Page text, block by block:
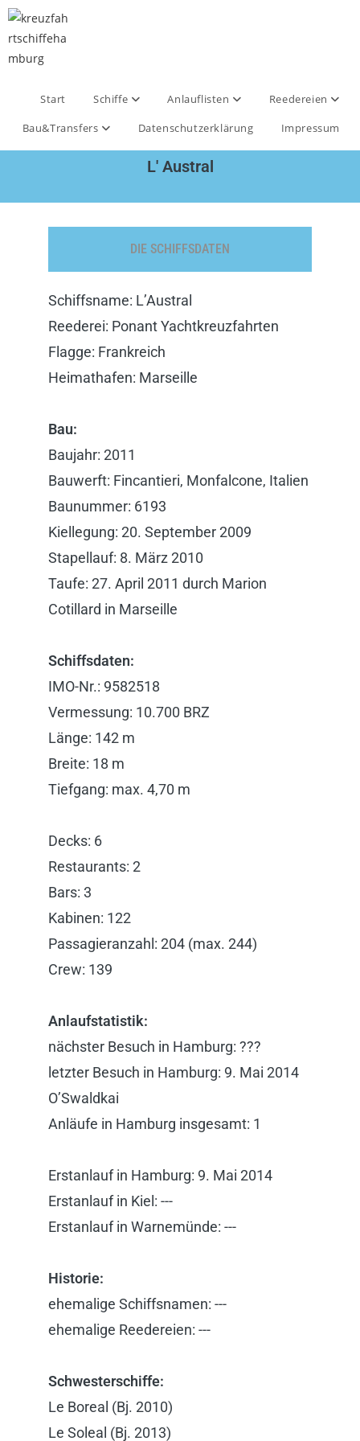
Start Schiffe Anlauflisten
Reedereien
Bau&Transfers
Datenschutzerklärung Impressum
L' Austral
DIE SCHIFFSDATEN
Schiffsname: L’Austral
Reederei: Ponant Yachtkreuzfahrten
Flagge: Frankreich
Heimathafen: Marseille
Bau:
Baujahr: 2011
Bauwerft: Fincantieri, Monfalcone, Italien
Baunummer: 6193
Kiellegung: 20. September 2009
Stapellauf: 8. März 2010
Taufe: 27. April 2011 durch Marion
Cotillard in Marseille
Schiffsdaten:
IMO-Nr.: 9582518
Vermessung: 10.700 BRZ
Länge: 142 m
Breite: 18 m
Tiefgang: max. 4,70 m
Decks: 6
Restaurants: 2
Bars: 3
Kabinen: 122
Passagieranzahl: 204 (max. 244)
Crew: 139
Anlaufstatistik:
nächster Besuch in Hamburg: ???
letzter Besuch in Hamburg: 9. Mai 2014
O’Swaldkai
Anläufe in Hamburg insgesamt: 1
Erstanlauf in Hamburg: 9. Mai 2014
Erstanlauf in Kiel: ---
Erstanlauf in Warnemünde: ---
Historie:
ehemalige Schiffsnamen: ---
ehemalige Reedereien: ---
Schwesterschiffe:
Le Boreal (Bj. 2010)
Le Soleal (Bj. 2013)